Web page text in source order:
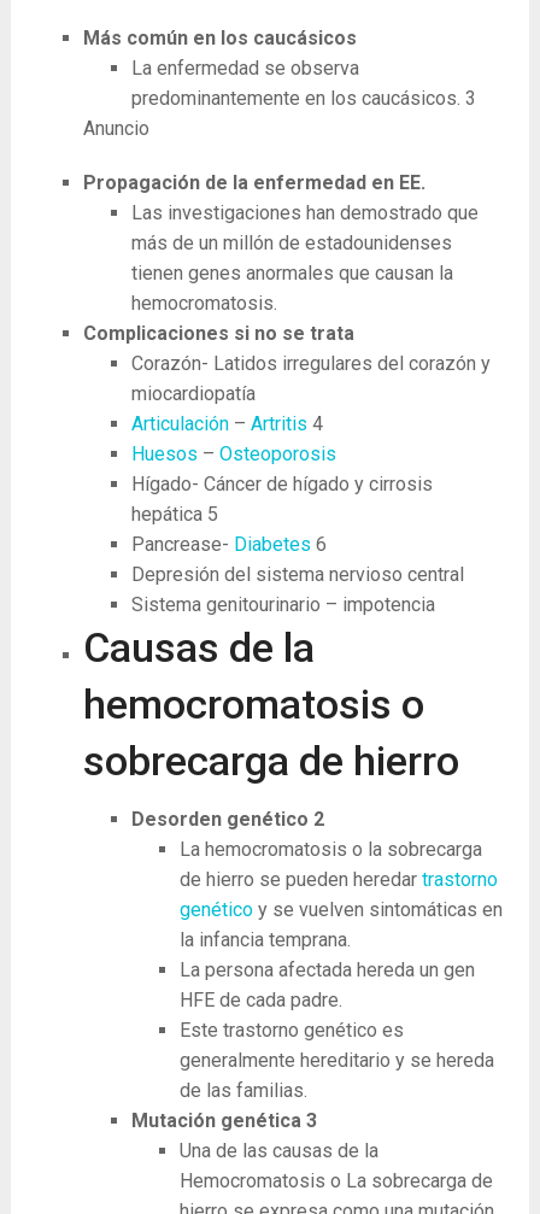
Más común en los caucásicos
La enfermedad se observa
predominantemente en los caucásicos. 3
Anuncio
Propagación de la enfermedad en EE.
Las investigaciones han demostrado que
más de un millón de estadounidenses
tienen genes anormales que causan la
hemocromatosis.
Complicaciones si no se trata
Corazón- Latidos irregulares del corazón y
miocardiopatía
Articulación– Artritis 4
Huesos – Osteoporosis
Hígado- Cáncer de hígado y cirrosis
hepática 5
Pancrease- Diabetes 6
Depresión del sistema nervioso central
Sistema genitourinario – impotencia
Causas de la
hemocromatosis o
sobrecarga de hierro
Desorden genético 2
La hemocromatosis o la sobrecarga
de hierro se pueden heredar trastorno
genético y se vuelven sintomáticas en
la infancia temprana.
La persona afectada hereda un gen
HFE de cada padre.
Este trastorno genético es
generalmente hereditario y se hereda
de las familias.
Mutación genética 3
Una de las causas de la
Hemocromatosis o La sobrecarga de